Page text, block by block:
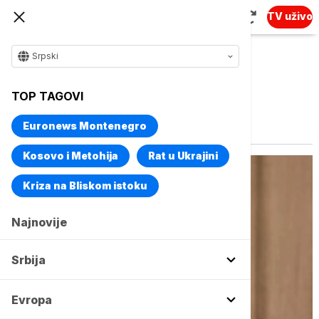
TV uživo
Srpski
TOP TAGOVI
Euronews Montenegro
Kosovo i Metohija Rat u Ukrajini
Kriza na Bliskom istoku
Najnovije
Srbija
Evropa
Vise o temi
Teroristi